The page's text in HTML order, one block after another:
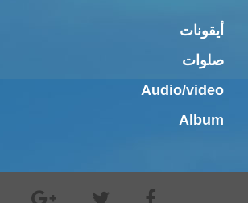
أيقونات
صلوات
Audio/video
Album